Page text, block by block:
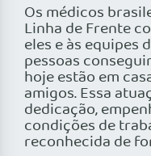
Os médicos
Linha de Frente
eles e às equipes
pessoas
hoje estão em
amigos. Essa
dedicação,
condições de
reconhecida de